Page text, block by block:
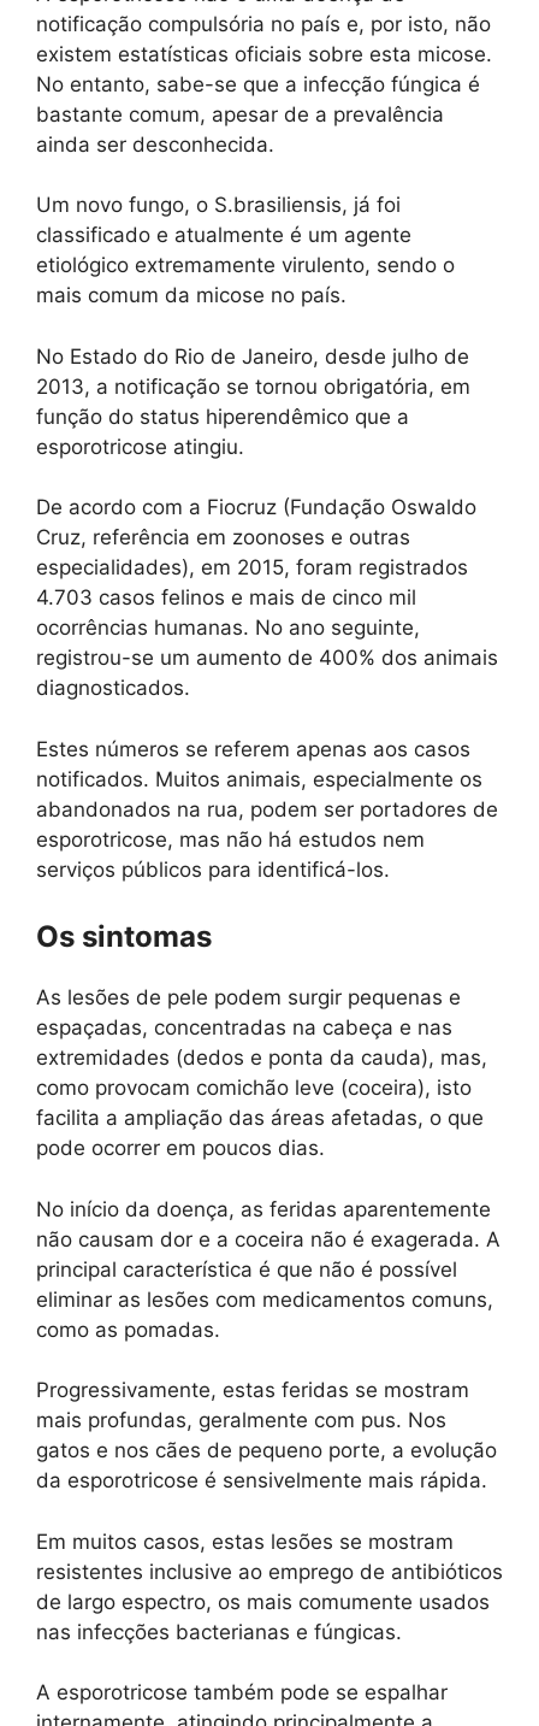
notificação compulsória no país e, por isto, não
existem estatísticas oficiais sobre esta micose.
No entanto, sabe-se que a infecção fúngica é
bastante comum, apesar de a prevalência
ainda ser desconhecida.
Um novo fungo, o S.brasiliensis, já foi
classificado e atualmente é um agente
etiológico extremamente virulento, sendo o
mais comum da micose no país.
No Estado do Rio de Janeiro, desde julho de
2013, a notificação se tornou obrigatória, em
função do status hiperendêmico que a
esporotricose atingiu.
De acordo com a Fiocruz (Fundação Oswaldo
Cruz, referência em zoonoses e outras
especialidades), em 2015, foram registrados
4.703 casos felinos e mais de cinco mil
ocorrências humanas. No ano seguinte,
registrou-se um aumento de 400% dos animais
diagnosticados.
Estes números se referem apenas aos casos
notificados. Muitos animais, especialmente os
abandonados na rua, podem ser portadores de
esporotricose, mas não há estudos nem
serviços públicos para identificá-los.
Os sintomas
As lesões de pele podem surgir pequenas e
espaçadas, concentradas na cabeça e nas
extremidades (dedos e ponta da cauda), mas,
como provocam comichão leve (coceira), isto
facilita a ampliação das áreas afetadas, o que
pode ocorrer em poucos dias.
No início da doença, as feridas aparentemente
não causam dor e a coceira não é exagerada. A
principal característica é que não é possível
eliminar as lesões com medicamentos comuns,
como as pomadas.
Progressivamente, estas feridas se mostram
mais profundas, geralmente com pus. Nos
gatos e nos cães de pequeno porte, a evolução
da esporotricose é sensivelmente mais rápida.
Em muitos casos, estas lesões se mostram
resistentes inclusive ao emprego de antibióticos
de largo espectro, os mais comumente usados
nas infecções bacterianas e fúngicas.
A esporotricose também pode se espalhar